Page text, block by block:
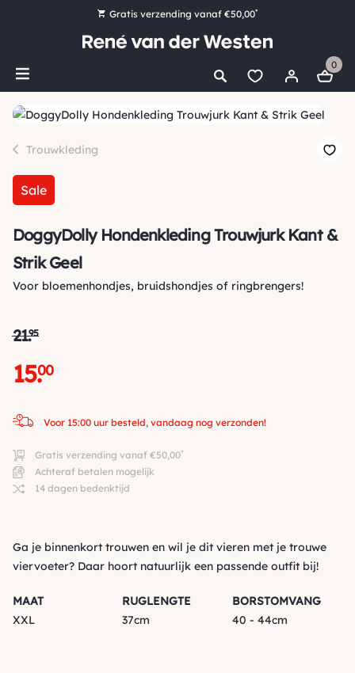
Gratis verzending vanaf €50,00*
Bestel nu, betaal later met Klarna
Ruim 16.000 artikelen op voorraad
0
Trouwkleding
Sale
DoggyDolly Hondenkleding Trouwjurk Kant &
Strik Geel
Voor bloemenhondjes, bruidshondjes of ringbrengers!
21.95
15.
00
Voor 15:00 uur besteld, vandaag nog verzonden!
Gratis verzending vanaf €50,00*
Achteraf betalen mogelijk
14 dagen bedenktijd
Ga je binnenkort trouwen en wil je dit vieren met je trouwe
viervoeter? Daar hoort natuurlijk een passende outfit bij!
MAAT RUGLENGTE
BORSTOMVANG
XXL
37cm 40 - 44cm